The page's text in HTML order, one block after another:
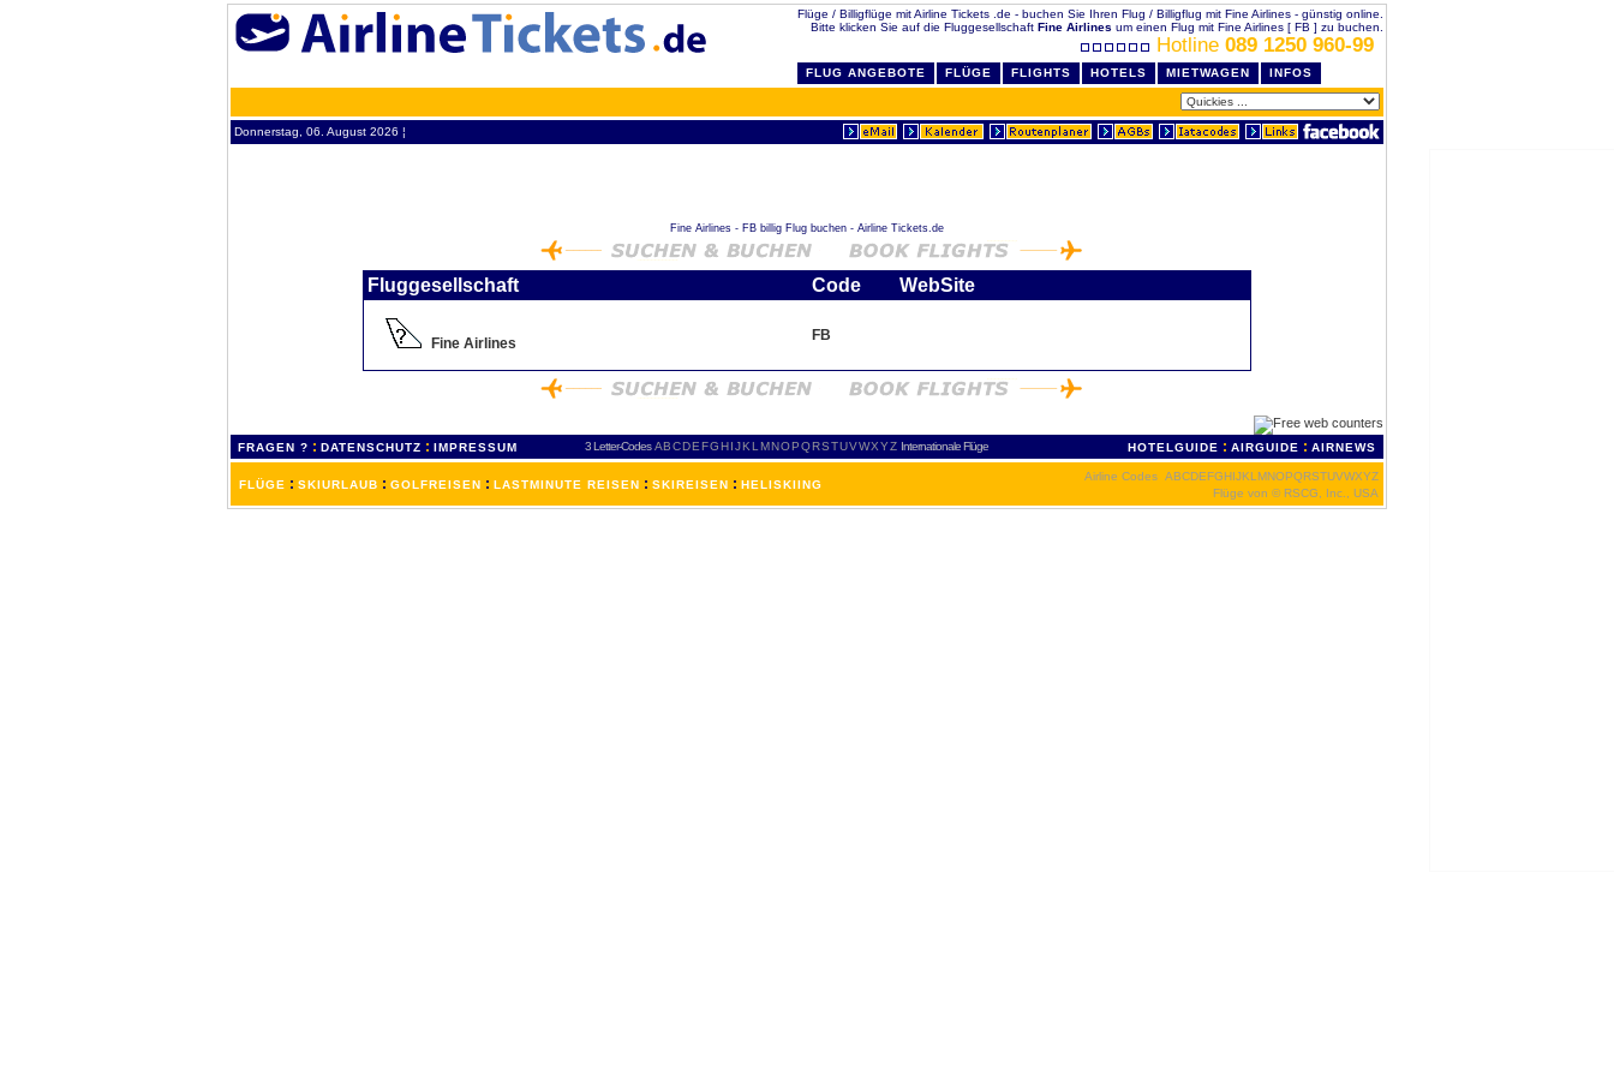
Flüge / Billigflüge mit Airline Tickets .de - buchen Sie Ihren Flug / Billigflug mit Fine Airlines - günstig online.
Bitte klicken Sie auf die Fluggesellschaft Fine Airlines um einen Flug mit Fine Airlines [ FB ] zu buchen.
Hotline 089 1250 960-99
FLUG ANGEBOTE FLÜGE FLIGHTS HOTELS MIETWAGEN INFOS
Donnerstag, 06. August 2026 ¦
Fine Airlines - FB billig Flug buchen - Airline Tickets.de
Fluggesellschaft Code WebSite
Fine Airlines FB
FRAGEN ? : DATENSCHUTZ : IMPRESSUM 3 Letter-Codes ABCDEFGH IJKL MNOPQRSTUVWXYZ Internationale Flüge HOTELGUIDE : AIRGUIDE : AIRNEWS
FLÜGE : SKIURLAUB : GOLFREISEN : LASTMINUTE REISEN : SKIREISEN : HELISKIING
Airline Codes ABCDEFGHIJKL MNOPQRSTUVWXYZ
Flüge von © RSCG, Inc., USA